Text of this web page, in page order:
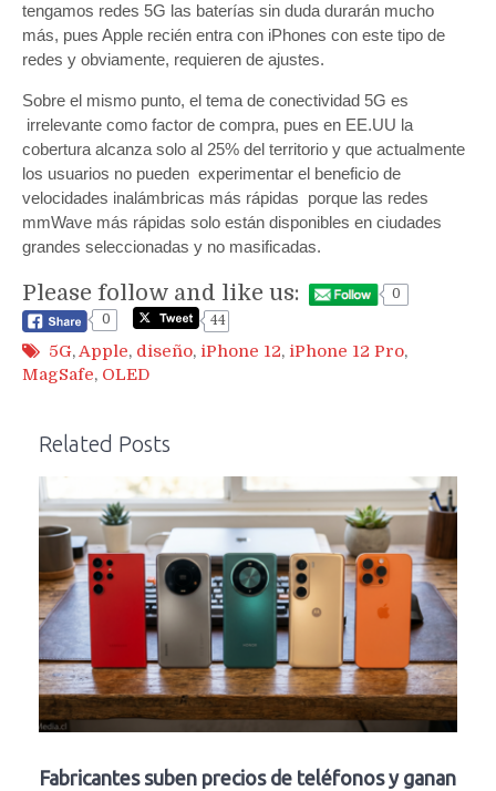
tengamos redes 5G las baterías sin duda durarán mucho
más, pues Apple recién entra con iPhones con este tipo de
redes y obviamente, requieren de ajustes.
Sobre el mismo punto, el tema de conectividad 5G es
irrelevante como factor de compra, pues en EE.UU la
cobertura alcanza solo al 25% del territorio y que actualmente
los usuarios no pueden experimentar el beneficio de
velocidades inalámbricas más rápidas porque las redes
mmWave más rápidas solo están disponibles en ciudades
grandes seleccionadas y no masificadas.
Please follow and like us:
0
0
44
5G,Apple, diseño, iPhone 12, iPhone 12 Pro,
MagSafe, OLED
Related Posts
Fabricantes suben precios de teléfonos y ganan